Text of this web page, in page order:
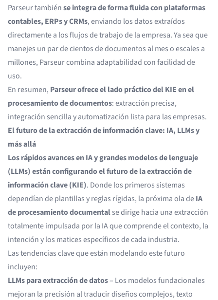
Parseur tambiénse integra de forma fluida con plataformas
contables, ERPs y CRMs, enviando los datos extraídos
directamente a los flujos de trabajo de la empresa. Ya sea que
manejes un par de cientos de documentos al mes o escales a
millones, Parseur combina adaptabilidad con facilidad de
uso.
En resumen, Parseur ofrece el lado práctico delKIE en el
procesamiento de documentos: extracción precisa,
integración sencilla y automatización lista para las empresas.
El futuro de la extracción de información clave: IA, LLMs y
más allá
Los rápidos avances en IA y grandes modelos de lenguaje
(LLMs) están configurando el futuro de la extracción de
información clave (KIE). Donde los primeros sistemas
dependían de plantillas y reglas rígidas, la próxima ola deIA
de procesamiento documentalse dirige hacia una extracción
totalmente impulsada por la IA que comprende el contexto, la
intención y los matices específicos de cada industria.
Las tendencias clave que están modelando este futuro
incluyen:
LLMs para extracción de datos– Los modelos fundacionales
mejoran la precisión al traducir diseños complejos, texto